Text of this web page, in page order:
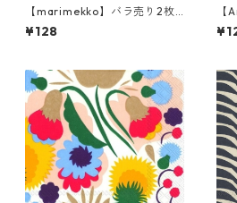
【marimekko】バラ売り2枚
ランチサイズ ペーパーナプキ
ン SUUR UNIKKO リネンxブル
¥128
【
ン